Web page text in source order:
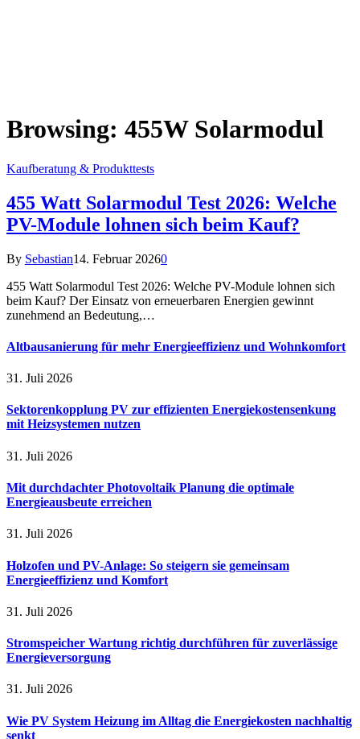
Browsing: 455W Solarmodul
Kaufberatung & Produkttests
455 Watt Solarmodul Test 2026: Welche
PV-Module lohnen sich beim Kauf?
By Sebastian14. Februar 20260
455 Watt Solarmodul Test 2026: Welche PV-Module lohnen sich
beim Kauf? Der Einsatz von erneuerbaren Energien gewinnt
zunehmend an Bedeutung,…
Altbausanierung für mehr Energieeffizienz und Wohnkomfort
31. Juli 2026
Sektorenkopplung PV zur effizienten Energiekostensenkung
mit Heizsystemen nutzen
31. Juli 2026
Mit durchdachter Photovoltaik Planung die optimale
Energieausbeute erreichen
31. Juli 2026
Holzofen und PV-Anlage: So steigern sie gemeinsam
Energieeffizienz und Komfort
31. Juli 2026
Stromspeicher Wartung richtig durchführen für zuverlässige
Energieversorgung
31. Juli 2026
Wie PV System Heizung im Alltag die Energiekosten nachhaltig
senkt